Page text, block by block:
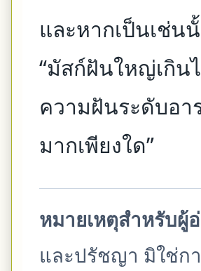
และหากเป็นเช่น
“มัสก์ฝันใหญ่เกิน
ความฝันระดับอ
มากเพียงใด”
หมายเหตุสำหรับผู้
และปรัชญา มิใช่ก